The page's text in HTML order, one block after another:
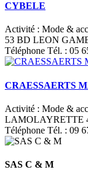
CYBELE
Activité : Mode &
53 BD LEON
Téléphone Tél. : 05
CRAESSAERTS
Activité : Mode &
LAMOLAYRETTE
Téléphone Tél. : 09
SAS C & M